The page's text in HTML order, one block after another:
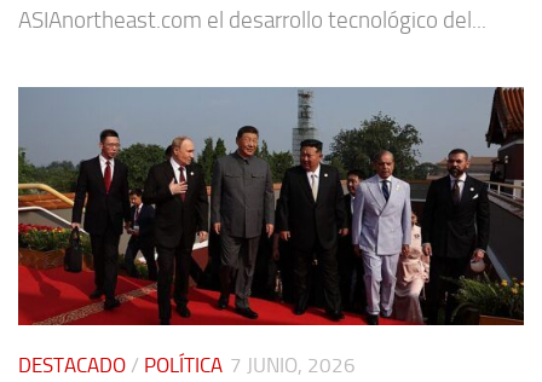
ASIAnortheast.com el desarrollo tecnológico del...
DESTACADO / POLÍTICA 7 JUNIO, 2026